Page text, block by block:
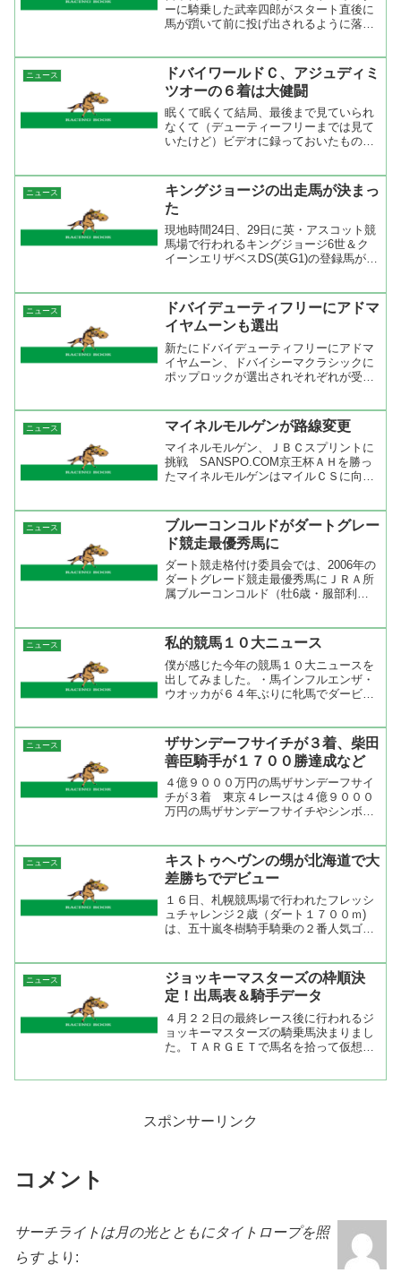
ーに騎乗した武幸四郎がスタート直後に
馬が躓いて前に投げ出されるように落
もしれない。肋骨骨折と肺出血というこ
とはすぐに復帰は難しいでし...
ニュース
ドバイワールドＣ、アジュディミ
ツオーの６着は大健闘
眠くて眠くて結局、最後まで見ていられ
なくて（デューティーフリーまでは見て
いたけど）ビデオに録っておいたものを
の１０番枠からの発走で、スタートはあ
まりよくなったもののスッ...
ニュース
キングジョージの出走馬が決まっ
た
現地時間24日、29日に英・アスコット競
馬場で行われるキングジョージ6世＆ク
イーンエリザベスDS(英G1)の登録馬が締
リアムヒルをみるとハリケーンラン、エ
レク...
ニュース
ドバイデューティフリーにアドマ
イヤムーンも選出
新たにドバイデューティフリーにアドマ
イヤムーン、ドバイシーマクラシックに
ポップロックが選出されそれぞれが受諾
頭がドバイワールﾄドカップに出走する
ことになった。アドマイヤ...
ニュース マイネルモルゲンが路線変更
マイネルモルゲン、ＪＢＣスプリントに
挑戦 SANSPO.COM京王杯ＡＨを勝っ
たマイネルモルゲンはマイルＣＳに向か
繁幸氏によると「筋力が強く、体質的に
見てもよりダートの...
ニュース
ブルーコンコルドがダートグレー
ド競走最優秀馬に
ダート競走格付け委員会では、2006年の
ダートグレード競走最優秀馬にＪＲＡ所
属ブルーコンコルド（牡6歳・服部利之
行うＮＡＲグランプリ表彰式典の場にお
いて実施いたします。...
ニュース 私的競馬１０大ニュース
僕が感じた今年の競馬１０大ニュースを
出してみました。・馬インフルエンザ・
ウオッカが６４年ぶりに牝馬でダービー
が牝馬Ｇ１を３勝・武豊が１７回目の騎
手リーディング・安藤勝己...
ニュース
ザサンデーフサイチが３着、柴田
善臣騎手が１７００勝達成など
４億９０００万円の馬ザサンデーフサイ
チが３着 東京４レースは４億９０００
万円の馬ザサンデーフサイチやシンボリ
のは内田博幸騎乗のダイレクトキャッ
チ。父スペシャルウィーク、...
ニュース
キストゥヘヴンの甥が北海道で大
差勝ちでデビュー
１６日、札幌競馬場で行われたフレッシ
ュチャレンジ２歳（ダート１７００ｍ)
は、五十嵐冬樹騎手騎乗の２番人気ゴー
と、そのまま後続を大きく突き放し、２
着ノ１番人気クラファ...
ニュース
ジョッキーマスターズの枠順決
定！出馬表＆騎手データ
４月２２日の最終レース後に行われるジ
ョッキーマスターズの騎乗馬決まりまし
た。ＴＡＲＧＥＴで馬名を拾って仮想出
スポンサーリンク
コメント
サーチライトは月の光とともにタイトロープを照
らす より: